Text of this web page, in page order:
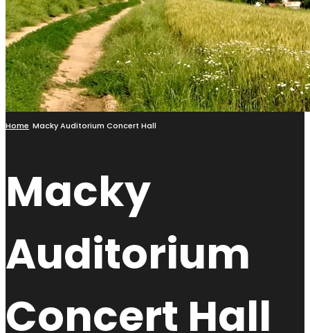
Home Macky Auditorium Concert Hall
Macky
Auditorium
Concert Hall